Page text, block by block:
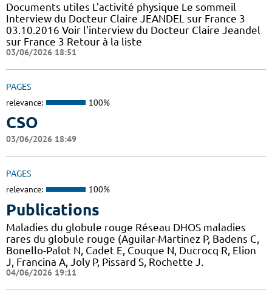
Documents utiles L'activité physique Le sommeil
Interview du Docteur Claire JEANDEL sur France 3
03.10.2016 Voir l'interview du Docteur Claire Jeandel
sur France 3 Retour à la liste
03/06/2026 18:51
PAGES
relevance: 100%
CSO
03/06/2026 18:49
PAGES
relevance: 100%
Publications
Maladies du globule rouge Réseau DHOS maladies
rares du globule rouge (Aguilar-Martinez P, Badens C,
Bonello-Palot N, Cadet E, Couque N, Ducrocq R, Elion
J, Francina A, Joly P, Pissard S, Rochette J.
04/06/2026 19:11